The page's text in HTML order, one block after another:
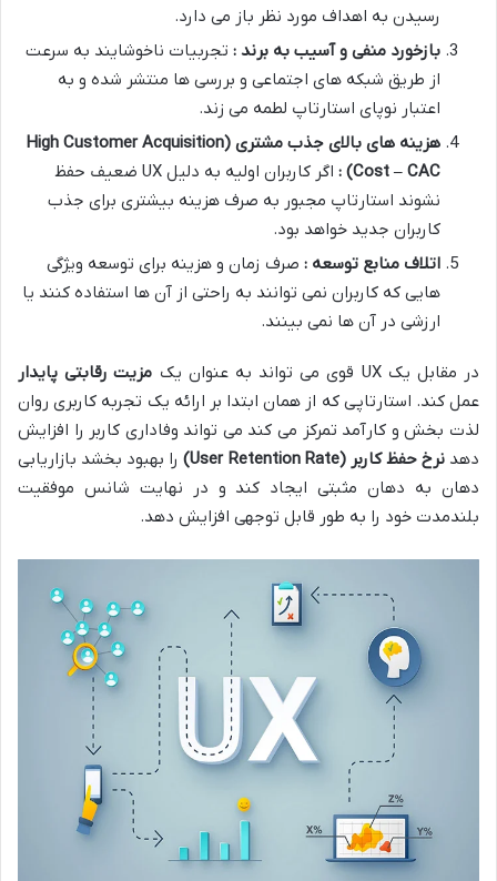
رسیدن به اهداف مورد نظر باز می دارد.
بازخورد منفی و آسیب به برند : تجربیات ناخوشایند به سرعت
از طریق شبکه های اجتماعی و بررسی ها منتشر شده و به
اعتبار نوپای استارتاپ لطمه می زند.
هزینه های بالای جذب مشتری (High Customer Acquisition
Cost – CAC)
:
اگر کاربران اولیه به دلیل UX ضعیف حفظ
نشوند استارتاپ مجبور به صرف هزینه بیشتری برای جذب
کاربران جدید خواهد بود.
اتلاف منابع توسعه : صرف زمان و هزینه برای توسعه ویژگی
هایی که کاربران نمی توانند به راحتی از آن ها استفاده کنند یا
ارزشی در آن ها نمی بینند.
در مقابل یک UX قوی می تواند به عنوان یک
مزیت رقابتی پایدار
عمل کند. استارتاپی که از همان ابتدا بر ارائه یک تجربه کاربری روان
لذت بخش و کارآمد تمرکز می کند می تواند وفاداری کاربر را افزایش
دهدنرخ حفظ کاربر (User Retention Rate)
را بهبود بخشد بازاریابی
دهان به دهان مثبتی ایجاد کند و در نهایت شانس موفقیت
بلندمدت خود را به طور قابل توجهی افزایش دهد.